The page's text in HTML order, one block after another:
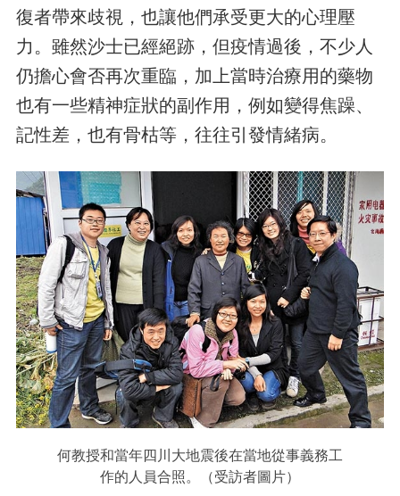
復者帶來歧視，也讓他們承受更大的心理壓
力。雖然沙士已經絕跡，但疫情過後，不少人
仍擔心會否再次重臨，加上當時治療用的藥物
也有一些精神症狀的副作用，例如變得焦躁、
記性差，也有骨枯等，往往引發情緒病。
何教授和當年四川大地震後在當地從事義務工
作的人員合照。（受訪者圖片）